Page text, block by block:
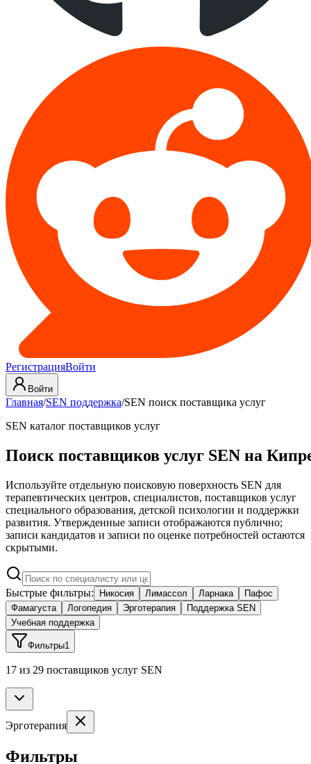
РегистрацияВойти
Войти
Главная/SEN поддержка/SEN поиск поставщика услуг
SEN каталог поставщиков услуг
Поиск поставщиков услуг SEN на
Используйте отдельную поисковую поверхность SEN для
терапевтических центров, специалистов, поставщиков услуг
специального образования, детской психологии и поддержки
развития. Утвержденные записи отображаются публично;
записи кандидатов и записи по оценке потребностей остаются
скрытыми.
Быстрые фильтры: Никосия Лимассол Ларнака
Пафос
Фамагуста
Логопедия Эрготерапия
Поддержка SEN
Учебная поддержка
Фильтры1
17 из 29 поставщиков услуг SEN
Эрготерапия
Фильтры